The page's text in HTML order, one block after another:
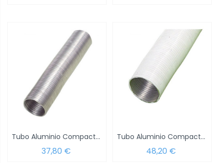
Tubo Aluminio Compacto Gris Ø 250 mm. / 5...
37,80 €
Tubo Aluminio Compacto Blanco Ø 200 mm. /...
48,20 €